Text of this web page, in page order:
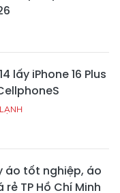
lấy iPhone 16 Plus
áo tốt nghiệp, áo
TP Hồ Chí Minh